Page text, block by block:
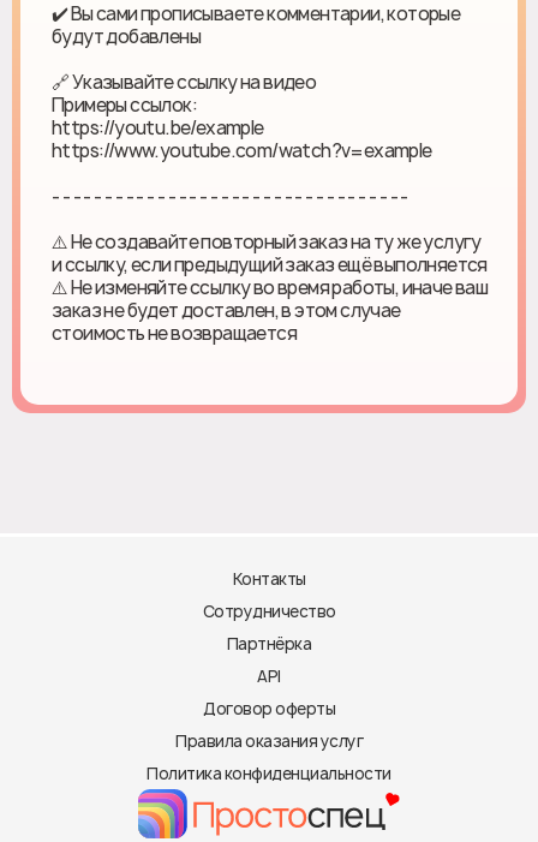
✔️ Вы сами прописываете комментарии, которые
будут добавлены
🔗 Указывайте ссылку на видео
Примеры ссылок:
https://youtu.be/example
https://www.youtube.com/watch?v=example
- - - - - - - - - - - - - - - - - - - - - - - - - - - - - - - - - -
⚠️ Не создавайте повторный заказ на ту же услугу
и ссылку, если предыдущий заказ ещё выполняется
⚠️ Не изменяйте ссылку во время работы, иначе ваш
заказ не будет доставлен, в этом случае
стоимость не возвращается
Контакты
Сотрудничество
Партнёрка
API
Договор оферты
Правила оказания услуг
Политика конфиденциальности